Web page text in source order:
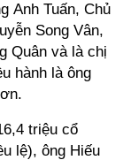
Anh Tuấn, Chủ
Song Vân,
Quân và là chị
hành là ông
triệu cổ
lệ), ông Hiếu